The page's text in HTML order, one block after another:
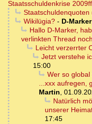
Staatsschuldenkrise 2009ff
Staatschuldenquoten
Wikilügia?- D-Marker
Hallo D-Marker,
verlinkten Thread
Leicht verzerrter
Jetzt verstehe
15:00
Wer so
...xxx aufregen,
Martin,
Natürlich
unserer
17:45